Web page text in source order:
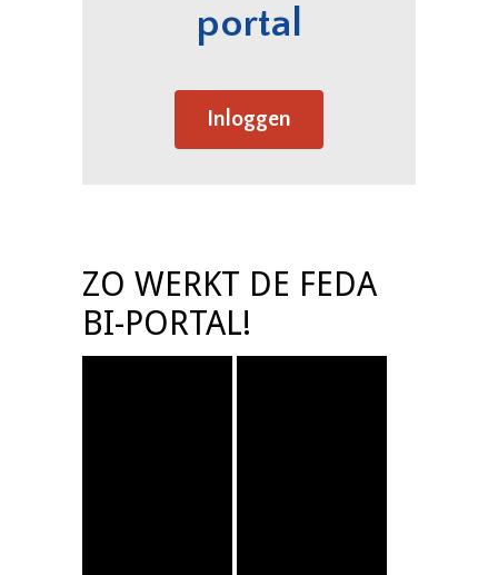
portal
Inloggen
ZO WERKT DE FEDA
BI-PORTAL!